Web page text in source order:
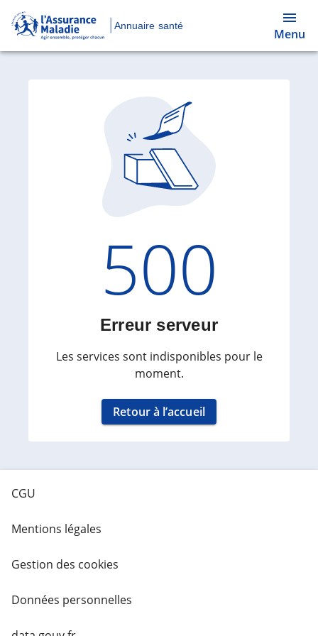
Annuaire santé
Menu
Code
500
Erreur serveur
Les services sont indisponibles pour le
moment.
Retour à l’accueil
CGU
Mentions légales
Gestion des cookies
Données personnelles